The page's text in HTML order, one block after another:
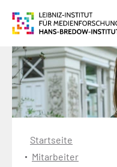
Startseite
Mitarbeiter